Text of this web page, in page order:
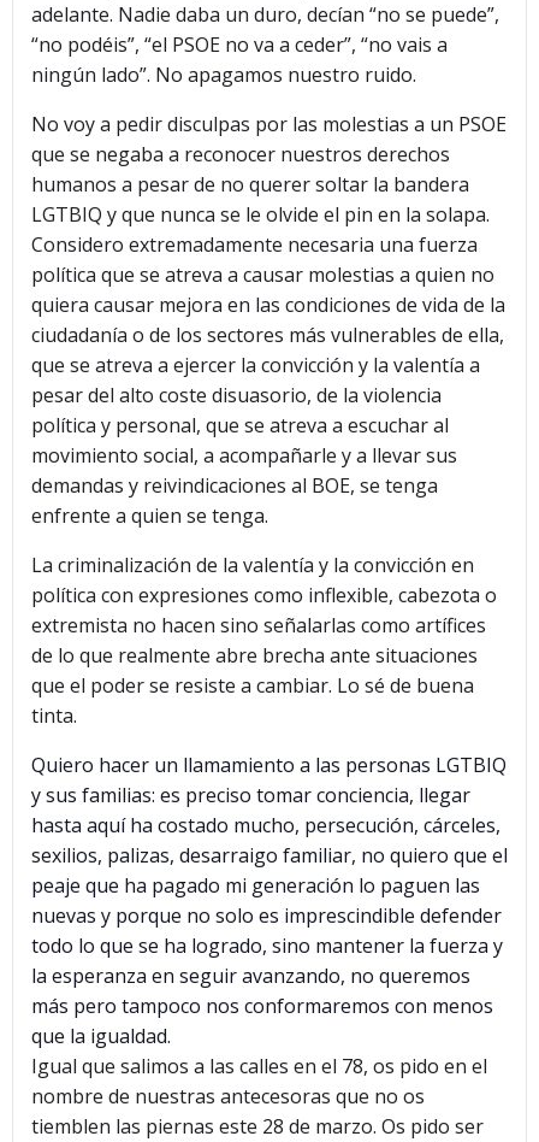
adelante. Nadie daba un duro, decían “no se puede”,
“no podéis”, “el PSOE no va a ceder”, “no vais a
ningún lado”. No apagamos nuestro ruido.
No voy a pedir disculpas por las molestias a un PSOE
que se negaba a reconocer nuestros derechos
humanos a pesar de no querer soltar la bandera
LGTBIQ y que nunca se le olvide el pin en la solapa.
Considero extremadamente necesaria una fuerza
política que se atreva a causar molestias a quien no
quiera causar mejora en las condiciones de vida de la
ciudadanía o de los sectores más vulnerables de ella,
que se atreva a ejercer la convicción y la valentía a
pesar del alto coste disuasorio, de la violencia
política y personal, que se atreva a escuchar al
movimiento social, a acompañarle y a llevar sus
demandas y reivindicaciones al BOE, se tenga
enfrente a quien se tenga.
La criminalización de la valentía y la convicción en
política con expresiones como inflexible, cabezota o
extremista no hacen sino señalarlas como artífices
de lo que realmente abre brecha ante situaciones
que el poder se resiste a cambiar. Lo sé de buena
tinta.
Quiero hacer un llamamiento a las personas LGTBIQ
y sus familias: es preciso tomar conciencia, llegar
hasta aquí ha costado mucho, persecución, cárceles,
sexilios, palizas, desarraigo familiar, no quiero que el
peaje que ha pagado mi generación lo paguen las
nuevas y porque no solo es imprescindible defender
todo lo que se ha logrado, sino mantener la fuerza y
la esperanza en seguir avanzando, no queremos
más pero tampoco nos conformaremos con menos
que la igualdad.
Igual que salimos a las calles en el 78, os pido en el
nombre de nuestras antecesoras que no os
tiemblen las piernas este 28 de marzo. Os pido ser